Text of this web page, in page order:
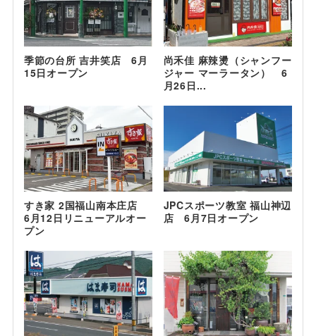
季節の台所 吉井笑店 6月
15日オープン
尚禾佳 麻辣燙（シャンフー
ジャー マーラータン） 6
月26日...
すき家 2国福山南本庄店
6月12日リニューアルオー
プン
JPCスポーツ教室 福山神辺
店 6月7日オープン